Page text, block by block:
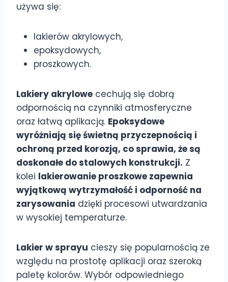
używa się:
lakierów akrylowych,
epoksydowych,
proszkowych.
Lakiery akrylowe cechują się dobrą
odpornością na czynniki atmosferyczne
oraz łatwą aplikacją. Epoksydowe
wyróżniają się świetną przyczepnością i
ochroną przed korozją, co sprawia, że są
doskonałe do stalowych konstrukcji. Z
kolei lakierowanie proszkowe zapewnia
wyjątkową wytrzymałość i odporność na
zarysowania dzięki procesowi utwardzania
w wysokiej temperaturze.
Lakier w sprayu cieszy się popularnością ze
względu na prostotę aplikacji oraz szeroką
paletę kolorów. Wybór odpowiedniego